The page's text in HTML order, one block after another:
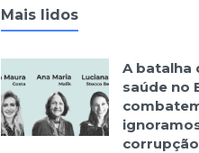
Mais lidos
A batalha
saúde no
corrupção